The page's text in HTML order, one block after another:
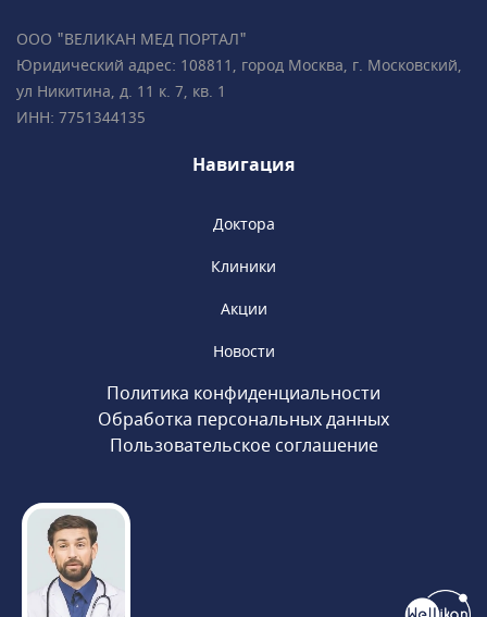
пациентов • Все врачи имеют
международные сертификаты Fetal Medicine
Foundation (Фонд медицины плода) • Всего в
2 минутах ходьбы от метро «Чистые пруды»,
ООО "ВЕЛИКАН МЕД ПОРТАЛ"
Юридический адрес: 108811, город Москва, г. Московский,
ул Никитина, д. 11 к. 7, кв. 1
ИНН: 7751344135
Навигация
Доктора
Клиники
Акции
Новости
Политика конфиденциальности
Обработка персональных данных
Пользовательское соглашение